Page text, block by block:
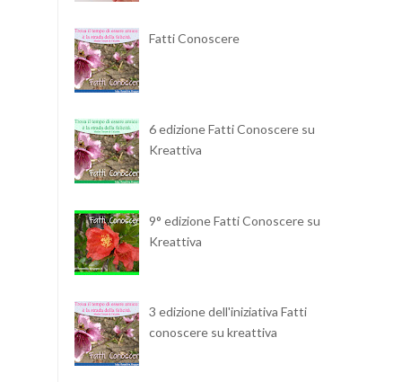
Fatti Conoscere
6 edizione Fatti Conoscere su
Kreattiva
9° edizione Fatti Conoscere su
Kreattiva
3 edizione dell'iniziativa Fatti
conoscere su kreattiva